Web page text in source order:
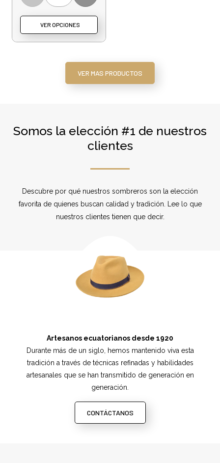
VER OPCIONES
VER MAS PRODUCTOS
Somos la elección #1 de nuestros
clientes
Descubre por qué nuestros sombreros son la elección
favorita de quienes buscan calidad y tradición. Lee lo que
nuestros clientes tienen que decir.
Artesanos ecuatorianos desde 1920
Durante más de un siglo, hemos mantenido viva esta
tradición a través de técnicas refinadas y habilidades
artesanales que se han transmitido de generación en
generación.
CONTÁCTANOS